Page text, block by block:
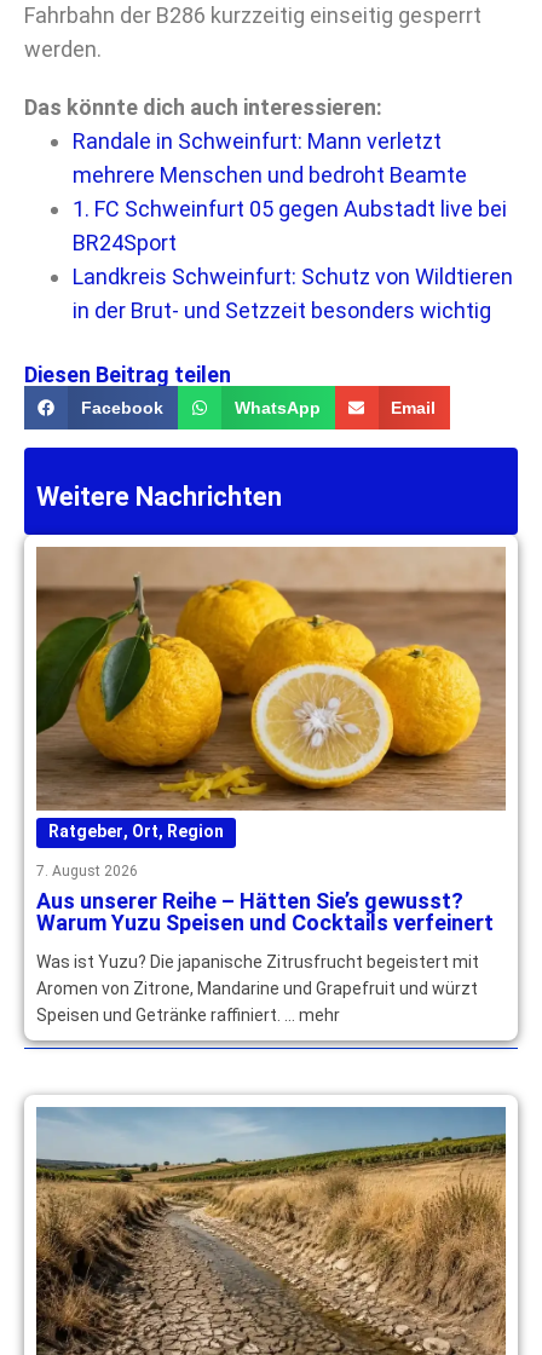
Fahrbahn der B286 kurzzeitig einseitig gesperrt
werden.
Das könnte dich auch interessieren:
Randale in Schweinfurt: Mann verletzt
mehrere Menschen und bedroht Beamte
1. FC Schweinfurt 05 gegen Aubstadt live bei
BR24Sport
Landkreis Schweinfurt: Schutz von Wildtieren
in der Brut- und Setzzeit besonders wichtig
Diesen Beitrag teilen
Facebook WhatsApp Email
Weitere Nachrichten
Ratgeber, Ort, Region
7. August 2026
Aus unserer Reihe – Hätten Sie’s gewusst?
Warum Yuzu Speisen und Cocktails verfeinert
Was ist Yuzu? Die japanische Zitrusfrucht begeistert mit
Aromen von Zitrone, Mandarine und Grapefruit und würzt
Speisen und Getränke raffiniert. … mehr